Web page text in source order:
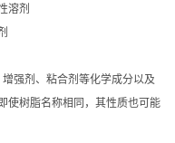
溶剂
强剂、粘合剂等化学成分以及
使树脂名称相同，其性质也可能